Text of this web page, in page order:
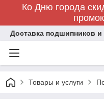
Ко Дню города
Доставка подшипников
Товары и услуги